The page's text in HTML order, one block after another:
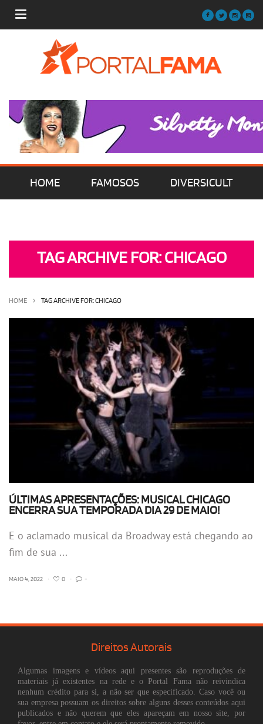
HOME FAMOSOS DIVERSICULT
OLHA ISSO! EU QUERO!
TAG ARCHIVE FOR: CHICAGO
HOME TAG ARCHIVE FOR: CHICAGO
ÚLTIMAS APRESENTAÇÕES: MUSICAL CHICAGO
ENCERRA SUA TEMPORADA DIA 29 DE MAIO!
E o aclamado musical da Broadway está chegando ao
fim de sua ...
MAIO 4, 2022 • 0 • -
Direitos Autorais
Algumas imagens e vídeos aqui presentes são reproduções de
materiais já existentes na rede e o Portal Fama não reivindica
nenhum crédito para si, a não ser que especificado. Caso você ou
sua empresa possuam os direitos sobre alguns desses conteúdos aqui
publicados e não querem que eles apareçam em nosso site, por